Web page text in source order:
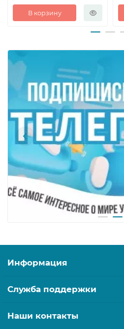
В корзину
Информация
Служба поддержки
Наши контакты